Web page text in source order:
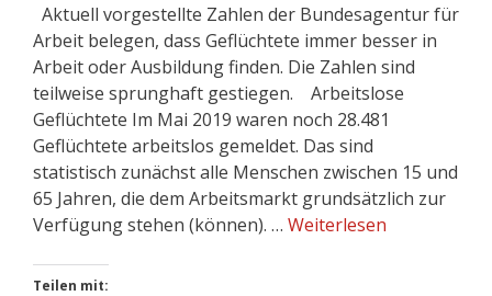
Aktuell vorgestellte Zahlen der Bundesagentur für
Arbeit belegen, dass Geflüchtete immer besser in
Arbeit oder Ausbildung finden. Die Zahlen sind
teilweise sprunghaft gestiegen. Arbeitslose
Geflüchtete Im Mai 2019 waren noch 28.481
Geflüchtete arbeitslos gemeldet. Das sind
statistisch zunächst alle Menschen zwischen 15 und
65 Jahren, die dem Arbeitsmarkt grundsätzlich zur
Verfügung stehen (können). … Weiterlesen
Teilen mit: